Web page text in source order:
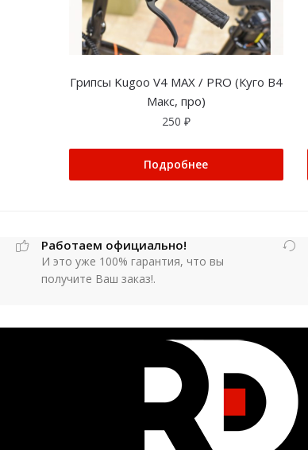
Грипсы Kugoo V4 MAX / PRO (Куго В4
Макс, про)
250 ₽
Подробнее
Работаем официально!
И это уже 100% гарантия, что вы
получите Ваш заказ!.